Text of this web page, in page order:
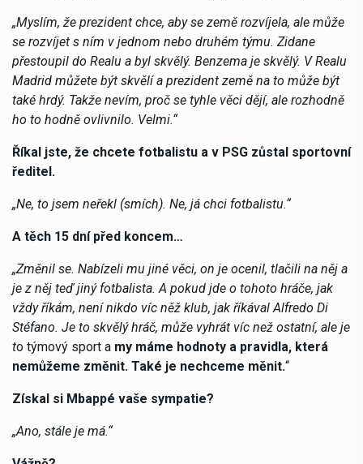
„Myslím, že prezident chce, aby se země rozvíjela, ale může
se rozvíjet s ním v jednom nebo druhém týmu. Zidane
přestoupil do Realu a byl skvělý. Benzema je skvělý. V Realu
Madrid můžete být skvělí a prezident země na to může být
také hrdý. Takže nevím, proč se tyhle věci dějí, ale rozhodně
ho to hodně ovlivnilo. Velmi.“
Říkal jste, že chcete fotbalistu a v PSG zůstal sportovní
ředitel.
„Ne, to jsem neřekl (smích). Ne, já chci fotbalistu.“
A těch 15 dní před koncem…
„Změnil se. Nabízeli mu jiné věci, on je ocenil, tlačili na něj a
je z něj teď jiný fotbalista. A pokud jde o tohoto hráče, jak
vždy říkám, není nikdo víc něž klub, jak říkával Alfredo Di
Stéfano. Je to skvělý hráč, může vyhrát víc než ostatní, ale je
to týmový sport a my máme hodnoty a pravidla, která
nemůžeme změnit. Také je nechceme měnit.“
Získal si Mbappé vaše sympatie?
„Ano, stále je má.“